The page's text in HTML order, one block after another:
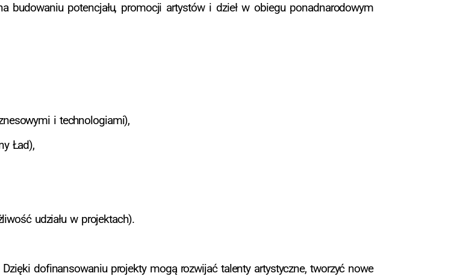
budowaniu potencjału, promocji artystów i dzieł w obiegu ponadnarodowym
i technologiami),
Ład),
udziału w projektach).
dofinansowaniu projekty mogą rozwijać talenty artystyczne, tworzyć nowe